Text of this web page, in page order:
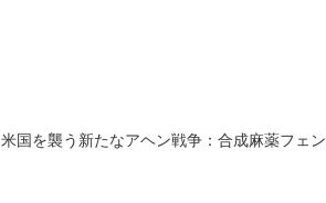
米国を襲う新たなアヘン戦争：合成麻薬フェ